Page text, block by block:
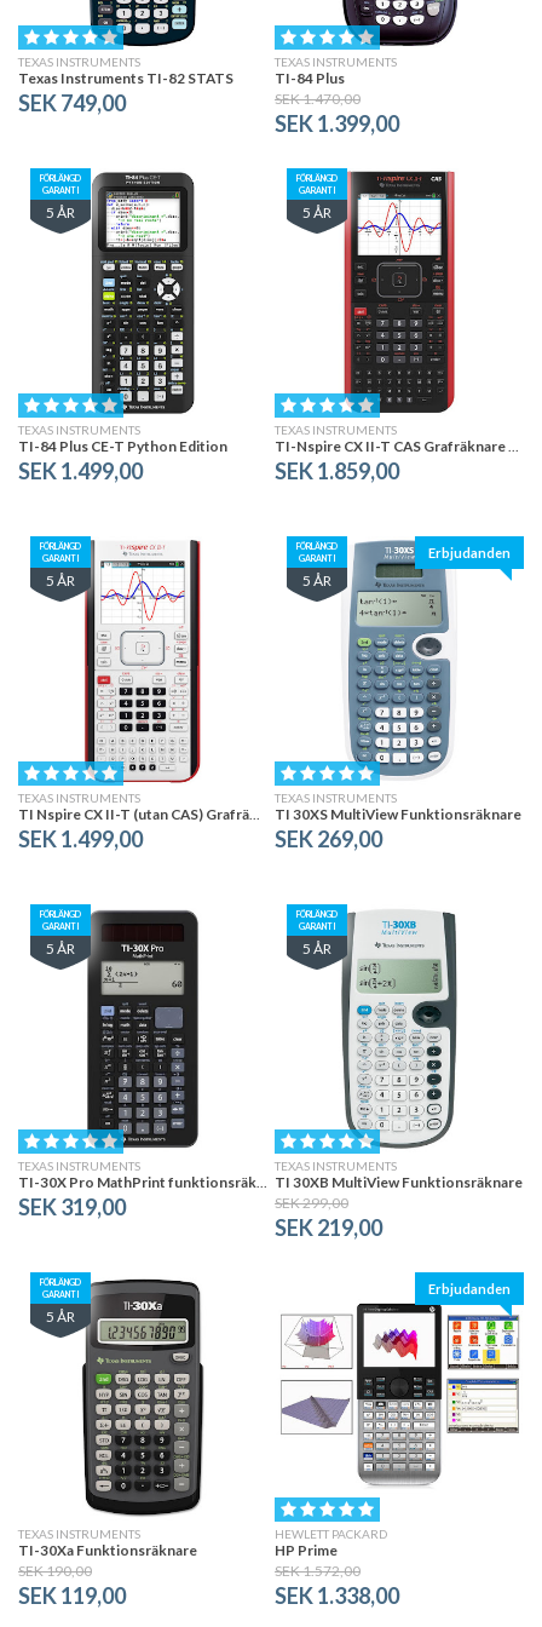
TEXAS INSTRUMENTS
Texas Instruments TI-82 STATS
SEK 749,00
TEXAS INSTRUMENTS
TI-84 Plus
SEK 1.470,00
SEK 1.399,00
FÖRLÄNGD
GARANTI
5 ÅR
TEXAS INSTRUMENTS
TI-84 Plus CE-T Python Edition
SEK 1.499,00
FÖRLÄNGD
GARANTI
5 ÅR
TEXAS INSTRUMENTS
TI-Nspire CX II-T CAS Grafräknare + Programvara
SEK 1.859,00
FÖRLÄNGD
GARANTI
5 ÅR
TEXAS INSTRUMENTS
TI Nspire CX II-T (utan CAS) Grafräknare + Programvara
SEK 1.499,00
Erbjudanden
FÖRLÄNGD
GARANTI
5 ÅR
TEXAS INSTRUMENTS
TI 30XS MultiView Funktionsräknare
SEK 269,00
FÖRLÄNGD
GARANTI
5 ÅR
TEXAS INSTRUMENTS
TI-30X Pro MathPrint funktionsräknare
SEK 319,00
FÖRLÄNGD
GARANTI
5 ÅR
TEXAS INSTRUMENTS
TI 30XB MultiView Funktionsräknare
SEK 299,00
SEK 219,00
FÖRLÄNGD
GARANTI
5 ÅR
TEXAS INSTRUMENTS
TI-30Xa Funktionsräknare
SEK 190,00
SEK 119,00
Erbjudanden
HEWLETT PACKARD
HP Prime
SEK 1.572,00
SEK 1.338,00